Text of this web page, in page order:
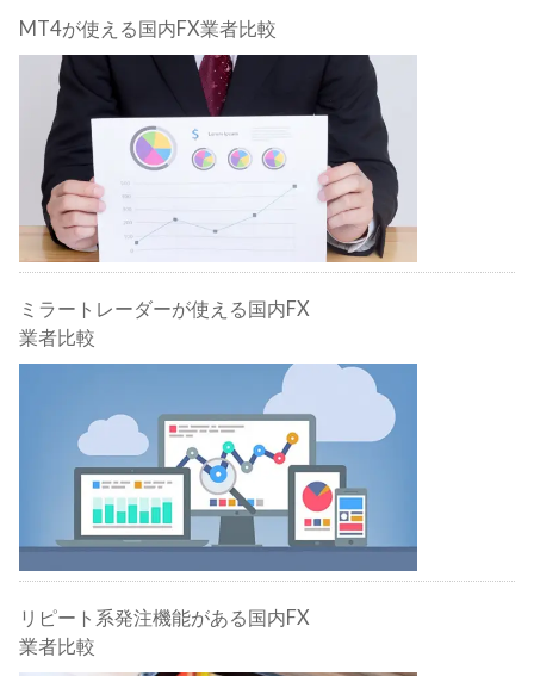
MT4が使える国内FX業者比較
ミラートレーダーが使える国内FX
業者比較
リピート系発注機能がある国内FX
業者比較